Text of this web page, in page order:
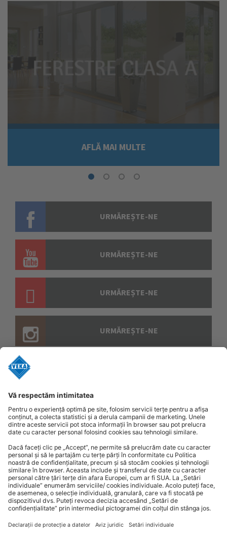
AFLĂ MAI MULTE
URMĂREȘTE-NE
URMĂREȘTE-NE
URMĂREȘTE-NE
URMĂREȘTE-NE
Politica de confidențialitate
Politica de cookies
Declarație de protecție a datelor
Sistemul avertizorului
Notificare de prelucrare a datelor cu caracter personal
Termeni și condiții